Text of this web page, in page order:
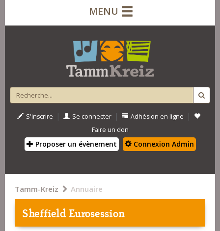
MENU
S'inscrire | Se connecter | Adhésion en ligne |
Faire un don
Proposer un évènement Connexion Admin
Tamm-Kreiz Annuaire
Sheffield Eurosession